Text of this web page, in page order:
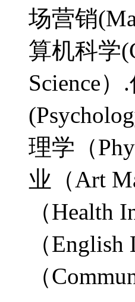
场营销
算机科学
Science
理学（
业（Art
（Health
（
（